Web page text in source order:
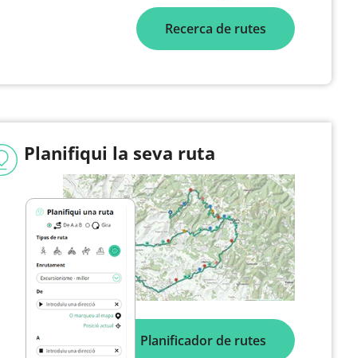
Recerca de rutes
Planifiqui la seva ruta
Planificador de rutes